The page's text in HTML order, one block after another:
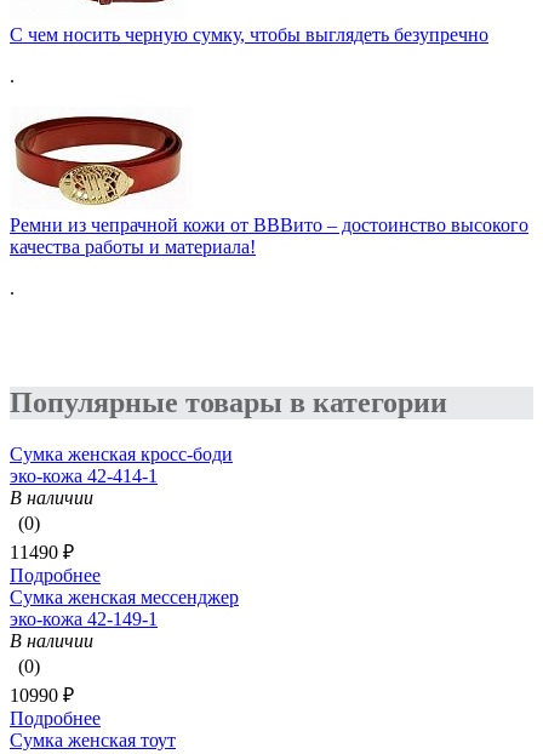
С чем носить черную сумку, чтобы выглядеть безупречно
.
Ремни из чепрачной кожи от ВВВито – достоинство высокого
качества работы и материала!
.
Популярные товары в категории
Сумка женская кросс-боди
эко-кожа 42-414-1
В наличии
(0)
11490 ₽
Подробнее
Сумка женская мессенджер
эко-кожа 42-149-1
В наличии
(0)
10990 ₽
Подробнее
Сумка женская тоут